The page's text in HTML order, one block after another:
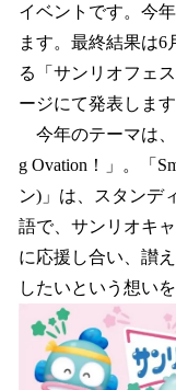
イベントです。今
ます。最終結果は6
る「サンリオフェ
ージにて発表します
今年のテーマは、
g Ovation！」。「
ン)」は、スタンデ
語で、サンリオキ
に応援し合い、讃
したいという想い